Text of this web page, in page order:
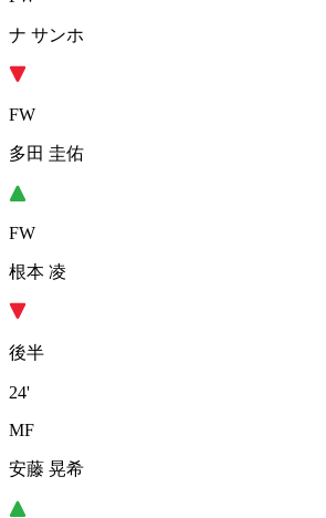
ナ サンホ
FW
多田 圭佑
FW
根本 凌
後半
24'
MF
安藤 晃希